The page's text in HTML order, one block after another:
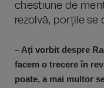
chestiune de
rezolvă, porțile se
– Ați vorbit despre
facem o trecere în
poate, a mai multor